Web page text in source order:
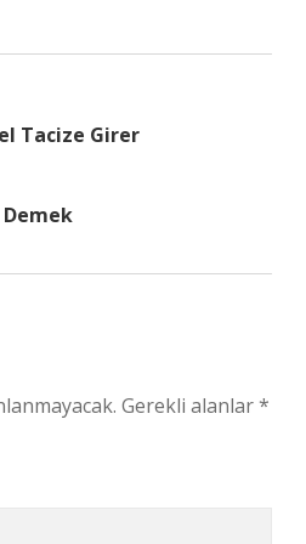
Tacize Girer
Demek
Gerekli alanlar*